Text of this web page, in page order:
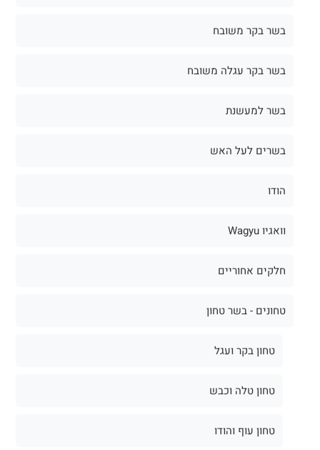
בשר בקר משובח
בשר בקר עגלה משובח
בשר למעשנת
בשרים לעל האש
הודו
וואגיו Wagyu
חלקים אחוריים
טחונים - בשר טחון
טחון בקר ועגל
טחון טלה וכבש
טחון עוף והודו